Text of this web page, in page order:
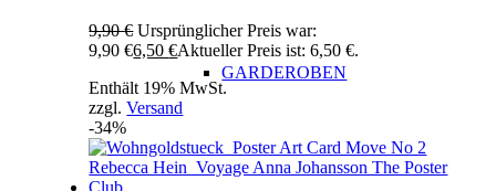
GARDEROBEN
9,90€ Ursprünglicher Preis war:
9,90 €6,50€Aktueller Preis ist: 6,50 €.
Enthält 19% MwSt.
zzgl.Versand
-34%